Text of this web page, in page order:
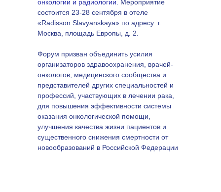
онкологии и радиологии . Мероприятие
состоится 23-28 сентября в отеле
«Radisson Slavyanskaya» по адресу: г.
Москва, площадь Европы, д. 2.
Форум призван объединить усилия
организаторов здравоохранения, врачей-
онкологов, медицинского сообщества и
представителей других специальностей и
профессий, участвующих в лечении рака,
для повышения эффективности системы
оказания онкологической помощи,
улучшения качества жизни пациентов и
существенного снижения смертности от
новообразований в Российской Федерации